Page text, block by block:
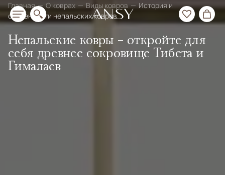
Главная О коврах Виды ковров
История и
особенности непальских ковров
Непальские ковры - откройте для
себя древнее сокровище Тибета и
Гималаев